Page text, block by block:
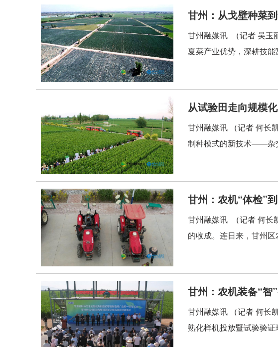
甘州：从戈壁种菜
甘州融媒讯 （记者 吴玉
夏菜产业优势，深耕技
从试验田走向规模
甘州融媒讯 （记者 何长
制种模式的新技术——杂
甘州：农机“体检”
甘州融媒讯 （记者 何长
的收成。连日来，甘州
甘州融媒讯 （记者 何长
熟化样机投放暨试验验